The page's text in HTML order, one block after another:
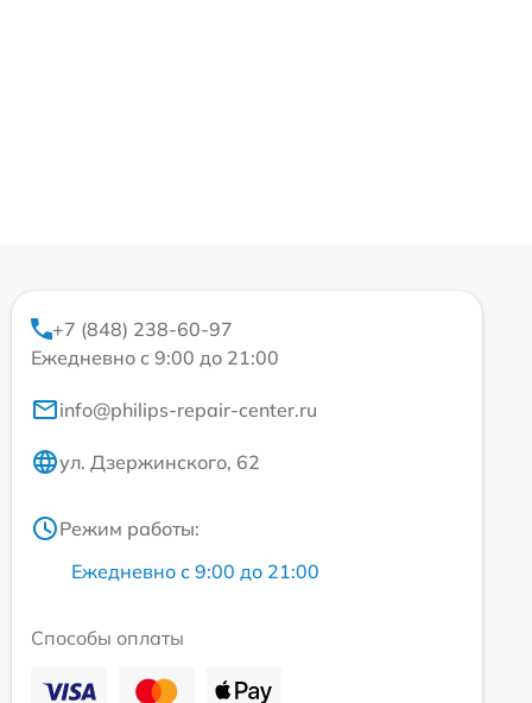
+7 (848) 238-60-97
Ежедневно с 9:00 до 21:00
info@philips-repair-center.ru
ул. Дзержинского, 62
Режим работы:
Ежедневно с 9:00 до 21:00
Способы оплаты